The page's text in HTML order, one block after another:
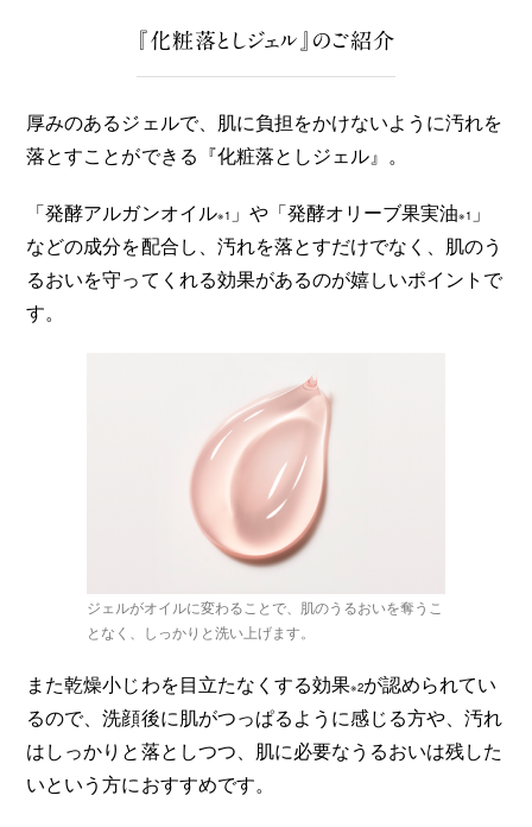
『化粧落としジェル』のご紹介
厚みのあるジェルで、肌に負担をかけないように汚れを
落とすことができる『化粧落としジェル』。
「発酵アルガンオイル※1 」や「発酵オリーブ果実油※1 」
などの成分を配合し、汚れを落とすだけでなく、肌のう
るおいを守ってくれる効果があるのが嬉しいポイントで
す。
ジェルがオイルに変わることで、肌のうるおいを奪うこ
となく、しっかりと洗い上げます。
また乾燥小じわを目立たなくする効果※2が認められてい
るので、洗顔後に肌がつっぱるように感じる方や、汚れ
はしっかりと落としつつ、肌に必要なうるおいは残した
いという方におすすめです。